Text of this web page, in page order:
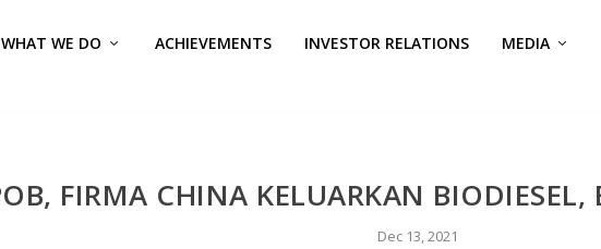
WHAT WE DO ACHIEVEMENTS INVESTOR RELATIONS MEDIA
FIRMA CHINA KELUARKAN BIODIESEL,
Dec 13, 2021